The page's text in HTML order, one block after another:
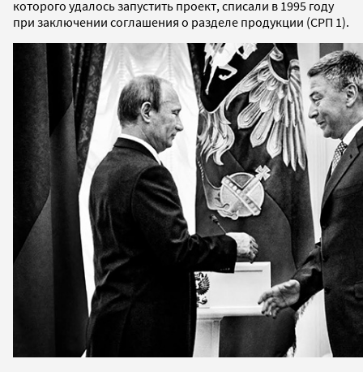
которого удалось запустить проект, списали в 1995 году
при заключении соглашения о разделе продукции (СРП 1).